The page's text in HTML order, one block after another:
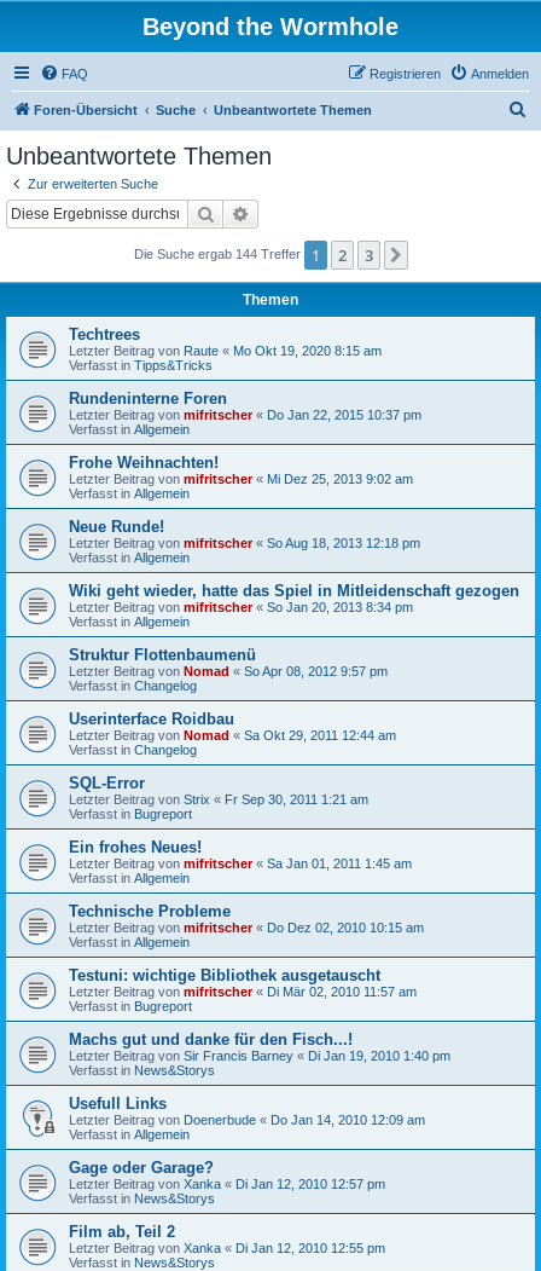
Beyond the Wormhole
FAQ Anmelden
Registrieren
Foren-Übersicht Suche Unbeantwortete Themen
Unbeantwortete Themen
Zur erweiterten Suche
Suche
Die Suche ergab 144 Treffer 1 2 3
Themen
Techtrees
Letzter Beitrag von Raute « Mo Okt 19, 2020 8:15 am
Verfasst in Tipps&Tricks
Rundeninterne Foren
Letzter Beitrag von mifritscher« Do Jan 22, 2015 10:37 pm
Verfasst in Allgemein
Frohe Weihnachten!
Letzter Beitrag von mifritscher« Mi Dez 25, 2013 9:02 am
Verfasst in Allgemein
Neue Runde!
Letzter Beitrag von mifritscher« So Aug 18, 2013 12:18 pm
Verfasst in Allgemein
Wiki geht wieder, hatte das Spiel in Mitleidenschaft gezogen
Letzter Beitrag von mifritscher« So Jan 20, 2013 8:34 pm
Verfasst in Allgemein
Struktur Flottenbaumenü
Letzter Beitrag von Nomad « So Apr 08, 2012 9:57 pm
Verfasst in Changelog
Userinterface Roidbau
Letzter Beitrag von Nomad « Sa Okt 29, 2011 12:44 am
Verfasst in Changelog
SQL-Error
Letzter Beitrag von Strix « Fr Sep 30, 2011 1:21 am
Verfasst in Bugreport
Ein frohes Neues!
Letzter Beitrag von mifritscher« Sa Jan 01, 2011 1:45 am
Verfasst in Allgemein
Technische Probleme
Letzter Beitrag von mifritscher« Do Dez 02, 2010 10:15 am
Verfasst in Allgemein
Testuni: wichtige Bibliothek ausgetauscht
Letzter Beitrag von mifritscher« Di Mär 02, 2010 11:57 am
Verfasst in Bugreport
Machs gut und danke für den Fisch...!
Letzter Beitrag von Sir Francis Barney « Di Jan 19, 2010 1:40 pm
Verfasst in News&Storys
Usefull Links
Letzter Beitrag von Doenerbude « Do Jan 14, 2010 12:09 am
Verfasst in Allgemein
Gage oder Garage?
Letzter Beitrag von Xanka « Di Jan 12, 2010 12:57 pm
Verfasst in News&Storys
Film ab, Teil 2
Letzter Beitrag von Xanka « Di Jan 12, 2010 12:55 pm
Verfasst in News&Storys